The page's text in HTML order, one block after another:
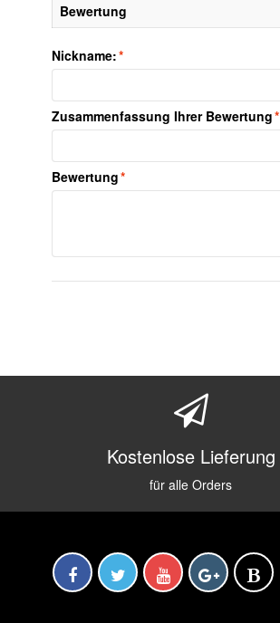
Bewertung
*
Nickname:
*
Zusammenfassung Ihrer Bewertung
*
Bewertung
Kostenlose Lieferung
für alle Orders